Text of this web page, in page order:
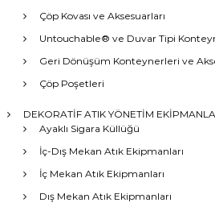
Çöp Kovası ve Aksesuarları
Untouchable® ve Duvar Tipi
Geri Dönüşüm Konteynerleri ve
Çöp Poşetleri
DEKORATİF ATIK YÖNETİM
Ayaklı Sigara Küllüğü
İç-Dış Mekan Atık Ekipmanları
İç Mekan Atık Ekipmanları
Dış Mekan Atık Ekipmanları